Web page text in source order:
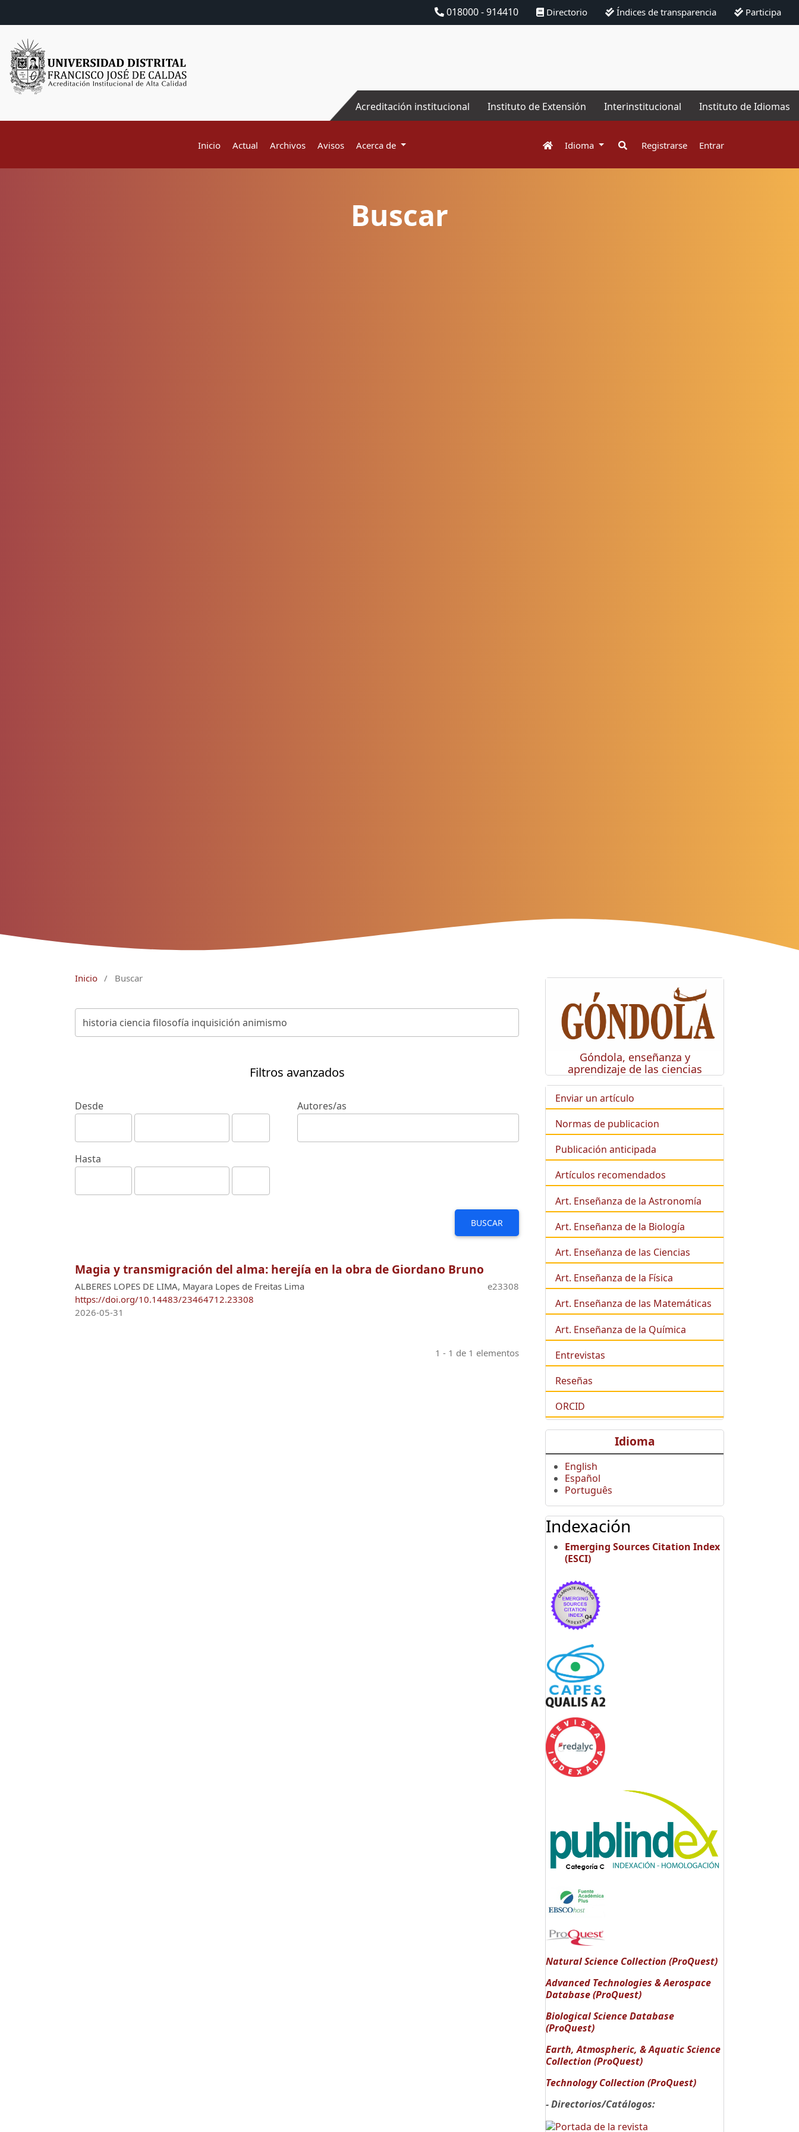
018000 - 914410 Directorio Índices de transparencia Participa
Acreditación institucional Instituto de Extensión Interinstitucional Instituto de Idiomas
Inicio Actual Archivos Avisos Acerca de Idioma Registrarse Entrar
Buscar
Inicio / Buscar
Filtros avanzados
Desde
Hasta
Autores/as
BUSCAR
Magia y transmigración del alma: herejía en la obra de Giordano Bruno
ALBERES LOPES DE LIMA, Mayara Lopes de Freitas Lima
https://doi.org/10.14483/23464712.23308
e23308
2026-05-31
1 - 1 de 1 elementos
Góndola, enseñanza y
aprendizaje de las ciencias
Enviar un artículo
Normas de publicacion
Publicación anticipada
Artículos recomendados
Art. Enseñanza de la Astronomía
Art. Enseñanza de la Biología
Art. Enseñanza de las Ciencias
Art. Enseñanza de la Física
Art. Enseñanza de las Matemáticas
Art. Enseñanza de la Química
Entrevistas
Reseñas
ORCID
Idioma
English
Español
Português
Indexación
Emerging Sources Citation Index
(ESCI)
Natural Science Collection (ProQuest)
Advanced Technologies & Aerospace
Database (ProQuest)
Biological Science Database
(ProQuest)
Earth, Atmospheric, & Aquatic Science
Collection (ProQuest)
Technology Collection (ProQuest)
- Directorios/Catálogos: